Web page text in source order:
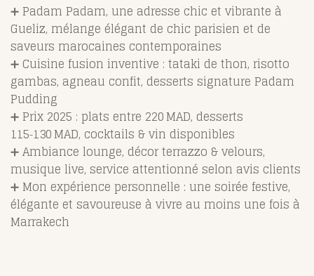
➕ Padam Padam, une adresse chic et vibrante à
Gueliz, mélange élégant de chic parisien et de
saveurs marocaines contemporaines
➕ Cuisine fusion inventive : tataki de thon, risotto
gambas, agneau confit, desserts signature Padam
Pudding
➕ Prix 2025 : plats entre 220 MAD, desserts
115‑130 MAD, cocktails & vin disponibles
➕ Ambiance lounge, décor terrazzo & velours,
musique live, service attentionné selon avis clients
➕ Mon expérience personnelle : une soirée festive,
élégante et savoureuse à vivre au moins une fois à
Marrakech